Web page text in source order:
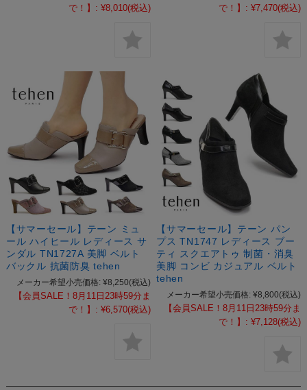
で！】: ¥8,010(税込)
で！】: ¥7,470(税込)
【サマーセール】テーン ミュ
ール ハイヒール レディース サ
ンダル TN1727A 美脚 ベルト
バックル 抗菌防臭 tehen
メーカー希望小売価格: ¥8,250(税込)
【会員SALE！8月11日23時59分ま
で！】: ¥6,570(税込)
【サマーセール】テーン パン
プス TN1747 レディース ブー
ティ スクエアトゥ 制菌・消臭
美脚 コンビ カジュアル ベルト
tehen
メーカー希望小売価格: ¥8,800(税込)
【会員SALE！8月11日23時59分ま
で！】: ¥7,128(税込)